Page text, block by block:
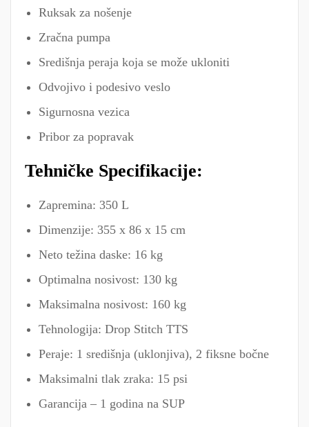
Ruksak za nošenje
Zračna pumpa
Središnja peraja koja se može ukloniti
Odvojivo i podesivo veslo
Sigurnosna vezica
Pribor za popravak
Tehničke Specifikacije:
Zapremina: 350 L
Dimenzije: 355 x 86 x 15 cm
Neto težina daske: 16 kg
Optimalna nosivost: 130 kg
Maksimalna nosivost: 160 kg
Tehnologija: Drop Stitch TTS
Peraje: 1 središnja (uklonjiva), 2 fiksne bočne
Maksimalni tlak zraka: 15 psi
Garancija – 1 godina na SUP